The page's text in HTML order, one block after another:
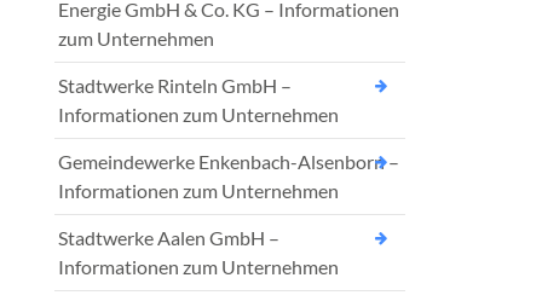
Energie GmbH & Co. KG – Informationen
zum Unternehmen
Stadtwerke Rinteln GmbH –
Informationen zum Unternehmen
Gemeindewerke Enkenbach-Alsenborn –
Informationen zum Unternehmen
Stadtwerke Aalen GmbH –
Informationen zum Unternehmen